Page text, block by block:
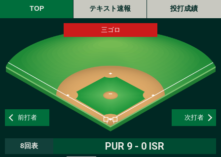
TOP テキスト速報 投打成績